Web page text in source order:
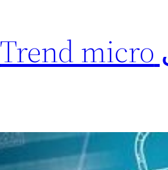
نصب فیلتر شکن پرسرعت و قوی Trend micro